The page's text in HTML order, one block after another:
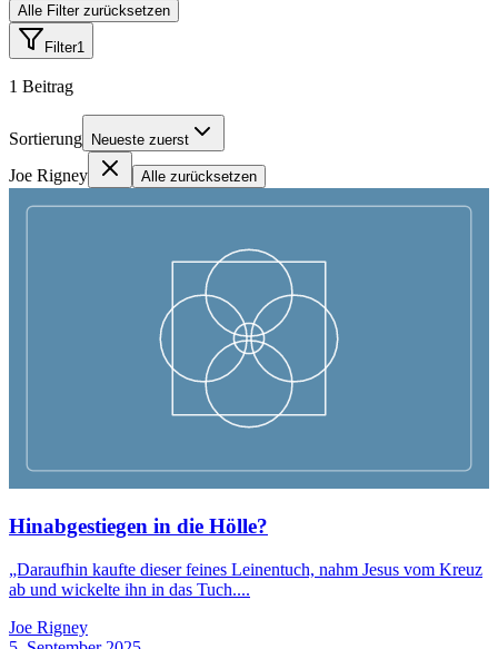
Alle Filter zurücksetzen
Filter1
1 Beitrag
Sortierung Neueste zuerst
Joe Rigney Alle zurücksetzen
Hinabgestiegen in die Hölle?
„Daraufhin kaufte dieser feines Leinentuch, nahm Jesus vom Kreuz
ab und wickelte ihn in das Tuch....
Joe Rigney